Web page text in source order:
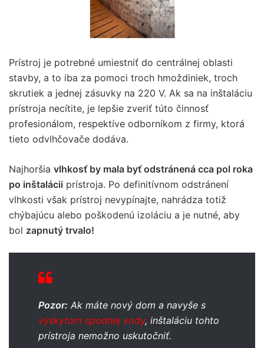
Prístroj je potrebné umiestniť do centrálnej oblasti
stavby, a to iba za pomoci troch hmoždiniek, troch
skrutiek a jednej zásuvky na 220 V. Ak sa na inštaláciu
prístroja necítite, je lepšie zveriť túto činnosť
profesionálom, respektíve odborníkom z firmy, ktorá
tieto odvlhčovače dodáva.
Najhoršia vlhkosť by mala byť odstránená cca pol roka
po inštalácii prístroja. Po definitívnom odstránení
vlhkosti však prístroj nevypínajte, nahrádza totiž
chýbajúcu alebo poškodenú izoláciu a je nutné, aby
bol zapnutý trvalo!
Pozor: Ak máte nový dom a navyše s
výskytom spodnej vody, inštaláciu tohto
prístroja nemožno uskutočniť.